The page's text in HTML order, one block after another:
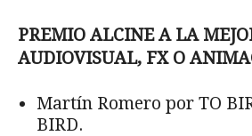
PREMIO ALCINE A LA
AUDIOVISUAL, FX O
Martín Romero por TO
BIRD.